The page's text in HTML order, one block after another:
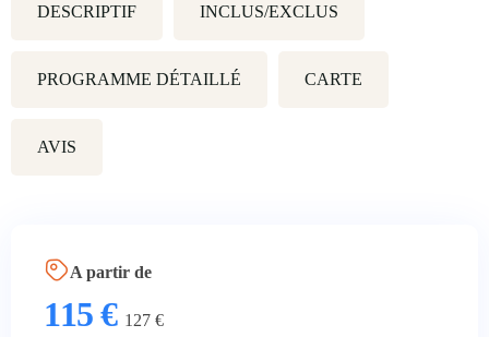
DESCRIPTIF INCLUS/EXCLUS
PROGRAMME DÉTAILLÉ CARTE
AVIS
A partir de
115€ 127 €